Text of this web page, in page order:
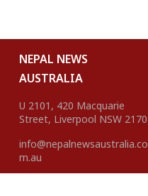
NEPAL NEWS
AUSTRALIA
U 2101, 420 Macquarie
Street, Liverpool NSW 2170
info@nepalnewsaustralia.co
m.au